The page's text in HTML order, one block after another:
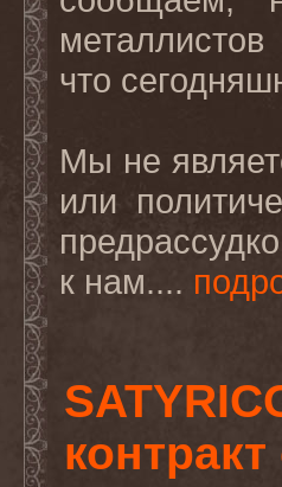
что
Мы не
или
к нам....